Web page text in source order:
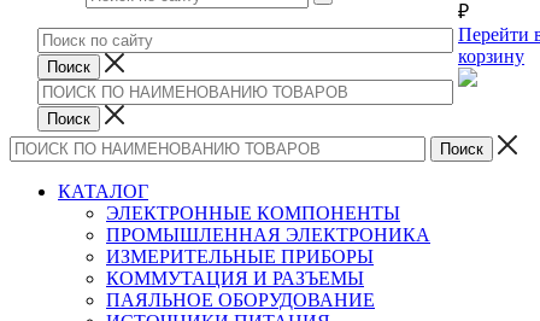
₽
Перейти
корзину
КАТАЛОГ
ЭЛЕКТРОННЫЕ КОМПОНЕНТЫ
ПРОМЫШЛЕННАЯ ЭЛЕКТРОНИКА
ИЗМЕРИТЕЛЬНЫЕ ПРИБОРЫ
КОММУТАЦИЯ И РАЗЪЕМЫ
ПАЯЛЬНОЕ ОБОРУДОВАНИЕ